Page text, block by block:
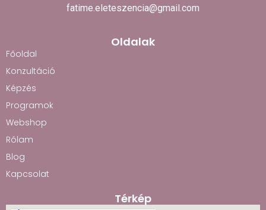
fatime.eleteszencia@gmail.com
Oldalak
Főoldal
Konzultáció
Képzés
Programok
Webshop
Rólam
Blog
Kapcsolat
Térkép